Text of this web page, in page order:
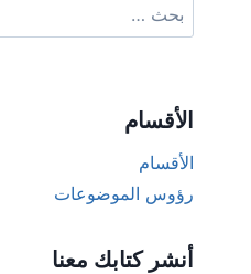
عن:
الأقسام
الأقسام
رؤوس الموضوعات
أنشر كتابك معنا